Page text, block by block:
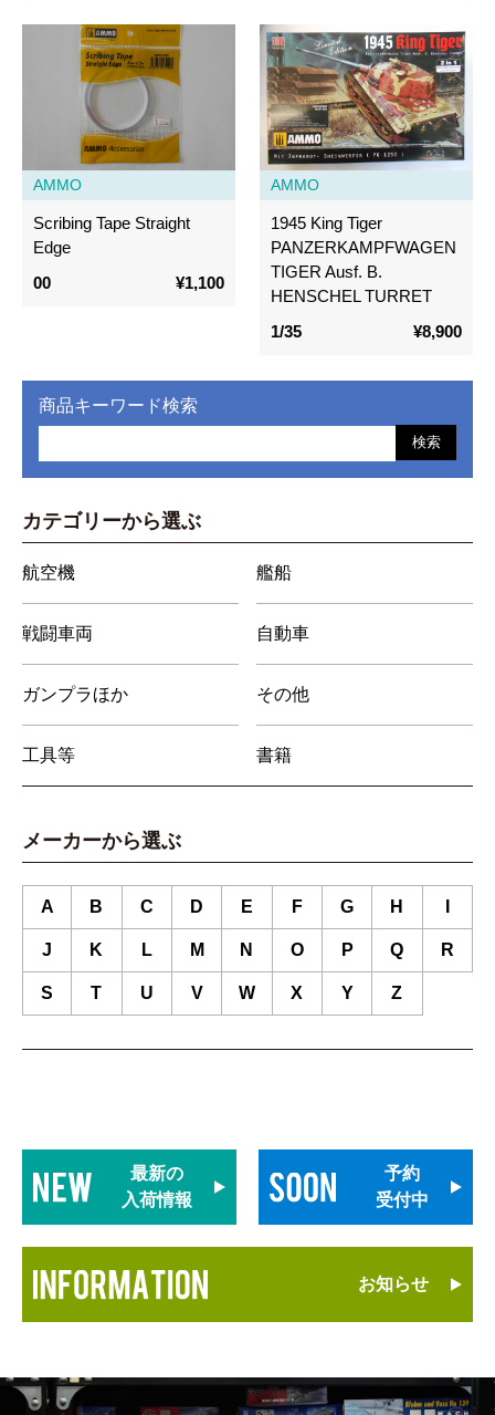
AMMO
Scribing Tape Straight
Edge
00
¥1,100
AMMO
1945 King Tiger
PANZERKAMPFWAGEN
TIGER Ausf. B.
HENSCHEL TURRET
1/35
¥8,900
商品キーワード検索
検索
カテゴリーから選ぶ
航空機 艦船
戦闘車両 自動車
ガンプラほか その他
工具等 書籍
メーカーから選ぶ
A B C D E F G H
J K L M N O P Q R
S T U V W X Y Z
最新の
入荷情報
予約
受付中
お知らせ